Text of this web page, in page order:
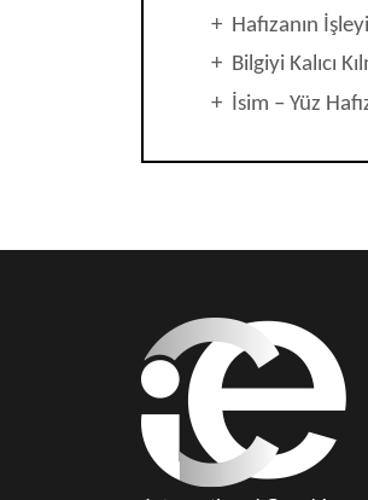
+ Hafızanın
+ Bilgiyi Kalıcı
+ İsim – Yüz